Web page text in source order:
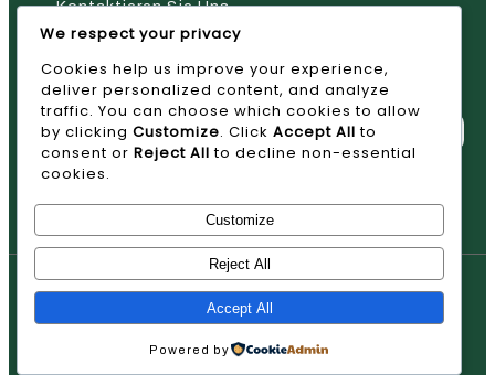
Kontaktieren Sie Uns
Nehmen Sie Kontakt Mit Uns Auf
© 2026 AVAN
We respect your privacy
Cookies help us improve your experience,
deliver personalized content, and analyze
traffic. You can choose which cookies to allow
by clicking Customize. Click Accept All to
consent or Reject All to decline non-essential
cookies.
Customize
Reject All
Accept All
Powered by